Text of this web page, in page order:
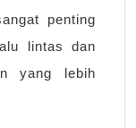
penting
lintas dan
yang lebih